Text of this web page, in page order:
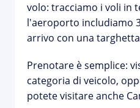
volo: tracciamo i voli in
l'aeroporto includiamo
arrivo con una
Prenotare è semplice:
categoria di veicolo,
potete visitare anche